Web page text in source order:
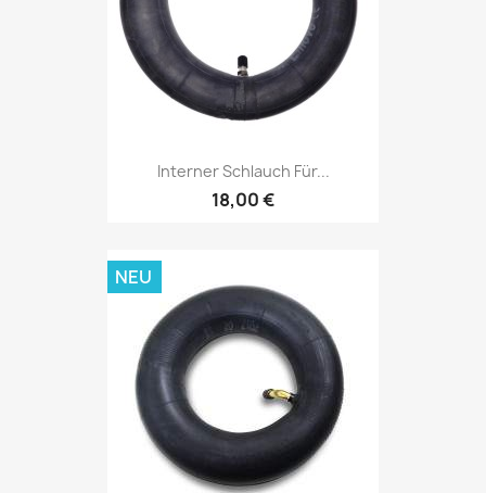
Interner Schlauch Für...
18,00 €
NEU